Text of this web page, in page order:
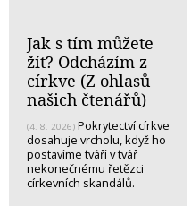
Jak s tím můžete
žít? Odcházím z
církve (Z ohlasů
našich čtenářů)
(4. 8. 2026) Pokrytectví církve
dosahuje vrcholu, když ho
postavíme tváří v tvář
nekonečnému řetězci
církevních skandálů.